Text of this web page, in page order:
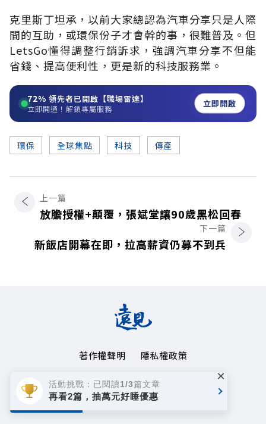
克里斯丁坦承，以前大家總認為汽車分享只是人際
間的互助，或環保份子才會幹的事，很難普及。但
LetsGo懂得調整行銷訴求，強調汽車分享不但能
省錢、提高便利性，更是新的科技服務業。
72% 領先者已開啟【職場雷達】
立即開通！解鎖專屬服務 立即開啟
環保 全球焦點 科技 傳產
上一篇
放膽授權+顛覆，張斌堂讓90歲黑松回春
下一篇
新飯店開幕在即，拉高薪資仍募不到兵
著作權聲明
隱私權政策
Copyright© 1999~2026
遠見天下文化事業群. All rights reserved.
活動挑戰：已閱讀1/3篇文章
再看2篇，抽萬元好睡優惠
×